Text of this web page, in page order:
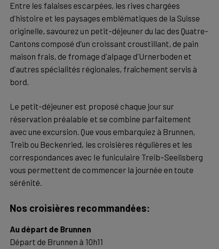
Entre les falaises escarpées, les rives chargées
d'histoire et les paysages emblématiques de la Suisse
originelle, savourez un petit-déjeuner du lac des Quatre-
Cantons composé d'un croissant croustillant, de pain
maison frais, de fromage d'alpage d'Urnerboden et
d'autres spécialités régionales, fraîchement servis à
bord.
Le petit-déjeuner est proposé chaque jour sur
réservation préalable et se combine parfaitement
avec une excursion. Que vous embarquiez à Brunnen,
Treib ou Beckenried, les croisières régulières et les
correspondances avec le funiculaire Treib–Seelisberg
vous permettent de commencer la journée en toute
sérénité.
Nos croisières recommandées:
Au départ de Brunnen
Départ de Brunnen à 10h11